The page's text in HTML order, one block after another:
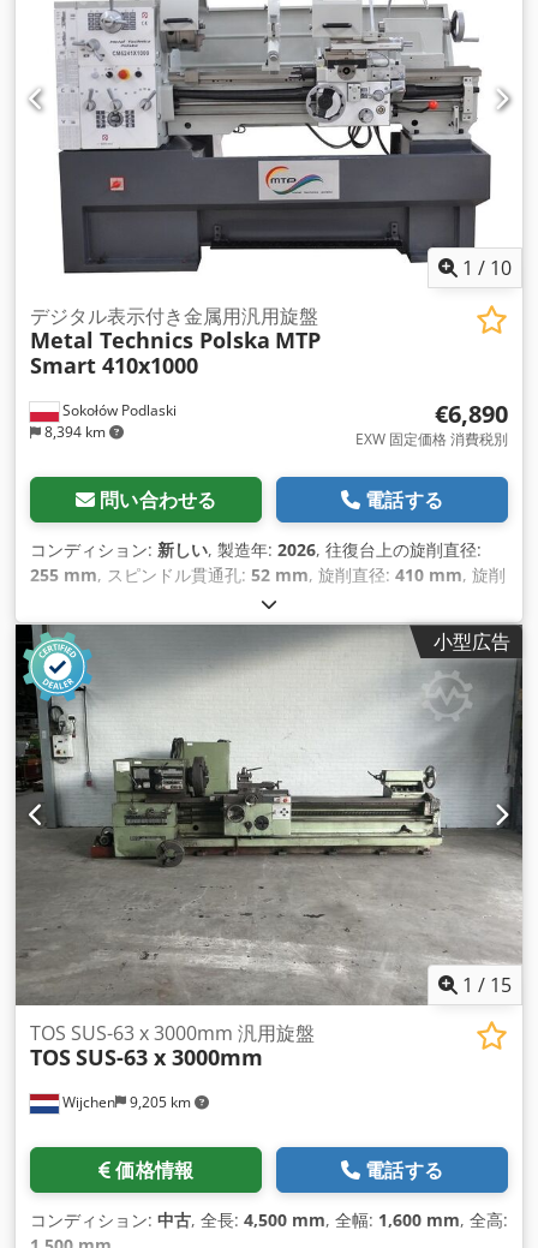
1 / 10
Sokołów Podlaski
8,394 km
デジタル表示付き金属用汎用旋盤
Metal Technics Polska MTP
Smart 410x1000
€6,890
EXW 固定価格 消費税別
問い合わせる 電話する
コンディション: 新しい, 製造年: 2026, 往復台上の旋削直径:
255 mm, スピンドル貫通孔: 52 mm, 旋削直径: 410 mm, 旋削
1,940 mm, 全幅:
mm, ベッド幅:250 mm, 最大回転速度:1,800 回転/分, 回転速
度（最小）:
, 入力電流の種類: , 総重量: 1,550
kg（キログラム）,
小型広告
1 / 15
Wijchen 9,205 km
TOS SUS-63 x 3000mm 汎用旋盤
TOSSUS-63 x 3000mm
価格情報 電話する
コンディション: 中古, 全長: 4,500 mm, 全幅: 1,600 mm, 全高: